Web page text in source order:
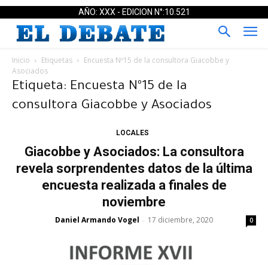
AÑO: XXX - EDICION N°:10.521
Inicio Etiquetas
Encuesta Nº15 de la consultora Giacobbe y
Asociados
Etiqueta: Encuesta Nº15 de la
consultora Giacobbe y Asociados
LOCALES
Giacobbe y Asociados: La consultora
revela sorprendentes datos de la última
encuesta realizada a finales de
noviembre
Daniel Armando Vogel - 17 diciembre, 2020 0